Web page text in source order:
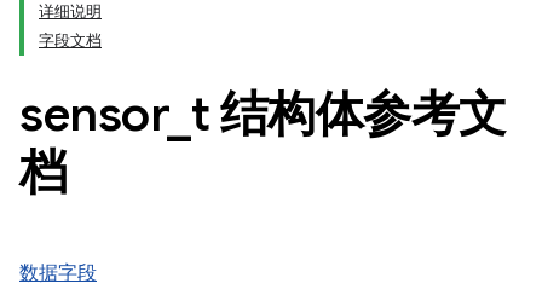
详细说明
字段文档
sensor_ t 结构体参考文
档
数据字段